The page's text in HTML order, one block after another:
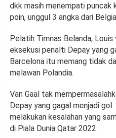
dkk masih menempati puncak
poin, unggul 3 angka dari
Pelatih Timnas Belanda, Louis
eksekusi penalti Depay yang
Barcelona itu memang tidak
melawan Polandia.
Van Gaal tak
Depay yang gagal menjadi
melakukan kesalahan yang
di Piala Dunia Qatar 2022.